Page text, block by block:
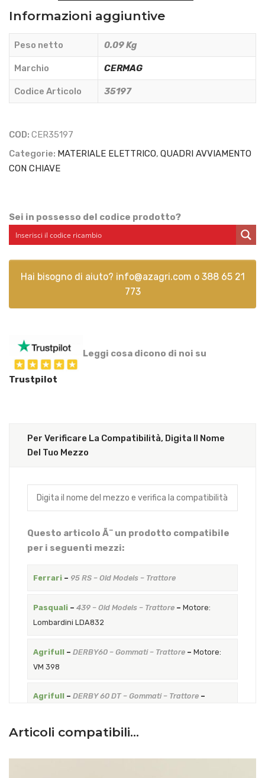
CHIAVE
-
CERMAG
35197
quantità
Informazioni aggiuntive
Peso netto 0.09 Kg
Marchio CERMAG
Codice Articolo 35197
COD: CER35197
Categorie: MATERIALE ELETTRICO, QUADRI AVVIAMENTO
CON CHIAVE
Sei in possesso del codice prodotto?
Hai bisogno di aiuto? info@azagri.com o 388 65 21
773
Leggi cosa dicono di noi su
Trustpilot
Per Verificare La Compatibilità, Digita Il Nome
Del Tuo Mezzo
Questo articolo Ã¨ un prodotto compatibile
per i seguenti mezzi:
Ferrari– 95 RS – Old Models – Trattore
Pasquali– 439 – Old Models – Trattore– Motore:
Lombardini LDA832
Agrifull– DERBY60 – Gommati – Trattore– Motore:
VM 398
Agrifull– DERBY 60 DT – Gommati – Trattore–
Antonio Carraro
Articoli compatibili…